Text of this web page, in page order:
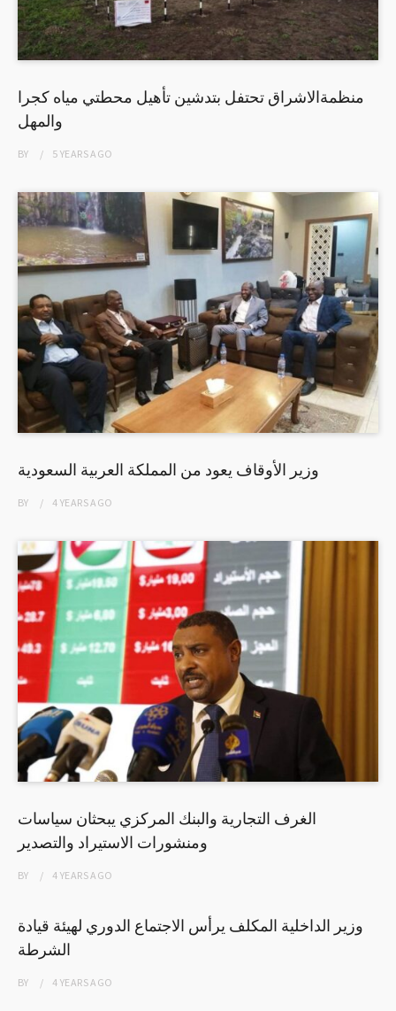
منظمةالاشراق تحتفل بتدشين تأهيل محطتي مياه كجرا
والمهل
BY 5 YEARSAGO
وزير الأوقاف يعود من المملكة العربية السعودية
BY 4 YEARSAGO
الغرف التجارية والبنك المركزي يبحثان سياسات
ومنشورات الاستيراد والتصدير
BY 4 YEARSAGO
وزير الداخلية المكلف يرأس الاجتماع الدوري لهيئة قيادة
الشرطة
BY 4 YEARSAGO